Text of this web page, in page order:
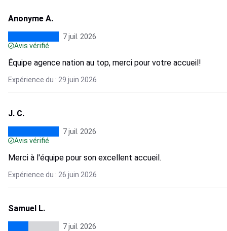
Anonyme A.
7 juil. 2026
Avis vérifié
Équipe agence nation au top, merci pour votre accueil!
Expérience du : 29 juin 2026
J. C.
7 juil. 2026
Avis vérifié
Merci à l'équipe pour son excellent accueil.
Expérience du : 26 juin 2026
Samuel L.
7 juil. 2026